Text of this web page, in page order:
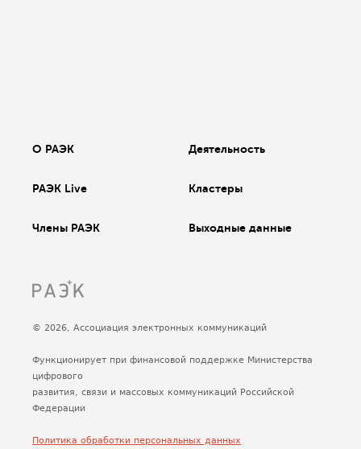
О РАЭК Деятельность
РАЭК Live Кластеры
Члены РАЭК Выходные данные
© 2026, Ассоциация электронных коммуникаций
Функционирует при финансовой поддержке Министерства
цифрового
развития, связи и массовых коммуникаций Российской
Федерации
Политика обработки персональных данных